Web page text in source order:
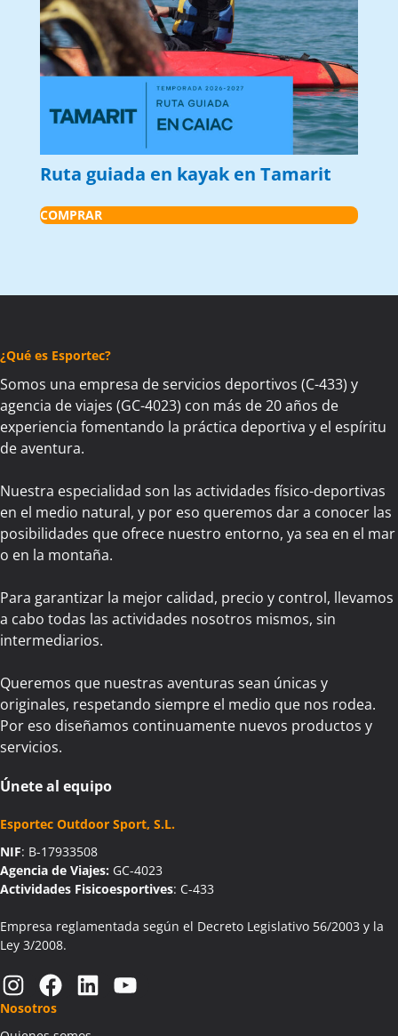
Ruta guiada en kayak en Tamarit
COMPRAR
¿Qué es Esportec?
Somos una empresa de servicios deportivos (C-433) y
agencia de viajes (GC-4023) con más de 20 años de
experiencia fomentando la práctica deportiva y el espíritu
de aventura.
Nuestra especialidad son las actividades físico-deportivas
en el medio natural, y por eso queremos dar a conocer las
posibilidades que ofrece nuestro entorno, ya sea en el mar
o en la montaña.
Para garantizar la mejor calidad, precio y control, llevamos
a cabo todas las actividades nosotros mismos, sin
intermediarios.
Queremos que nuestras aventuras sean únicas y
originales, respetando siempre el medio que nos rodea.
Por eso diseñamos continuamente nuevos productos y
servicios.
Únete al equipo
Esportec Outdoor Sport, S.L.
NIF: B-17933508
Agencia de Viajes: GC-4023
Actividades Fisicoesportives: C-433
Empresa reglamentada según el Decreto Legislativo 56/2003 y la
Ley 3/2008.
Instagram Facebook LinkedIn YouTube
Nosotros